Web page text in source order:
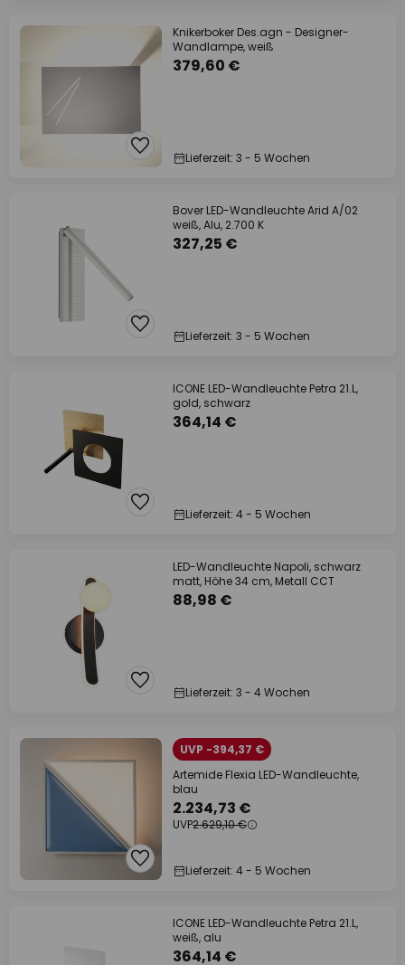
Knikerboker Des.agn - Designer-
Wandlampe, weiß
379,60 €
Lieferzeit: 3 - 5 Wochen
Bover LED-Wandleuchte Arid A/02
weiß, Alu, 2.700 K
327,25 €
Lieferzeit: 3 - 5 Wochen
ICONE LED-Wandleuchte Petra 21.L,
gold, schwarz
364,14 €
Lieferzeit: 4 - 5 Wochen
LED-Wandleuchte Napoli, schwarz
matt, Höhe 34 cm, Metall CCT
88,98 €
Lieferzeit: 3 - 4 Wochen
UVP -394,37 €
Artemide Flexia LED-Wandleuchte,
blau
2.234,73 €
UVP2.629,10 €
Lieferzeit: 4 - 5 Wochen
ICONE LED-Wandleuchte Petra 21.L,
weiß, alu
364,14 €